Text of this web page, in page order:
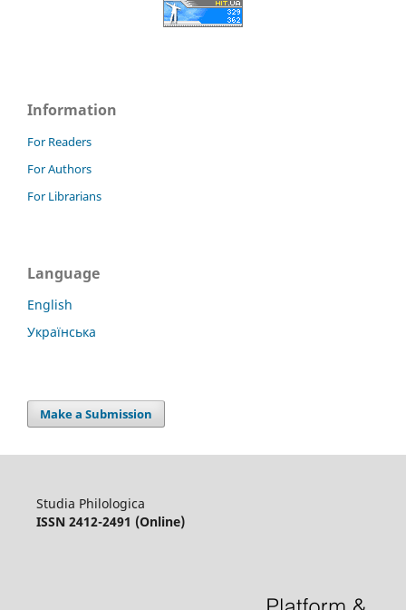
Information
For Readers
For Authors
For Librarians
Language
English
Українська
Make a Submission
Studia Philologica
ISSN 2412-2491 (Online)